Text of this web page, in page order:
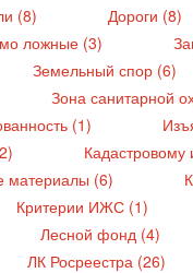
(8) Дороги (8)
ложные (3)
Земельный спор (6)
Зона санитарной
(1)
материалы (6)
Критерии ИЖС (1)
Лесной фонд (4)
ЛК Росреестра (26)